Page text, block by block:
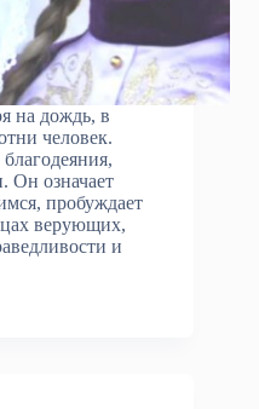
на дождь, в
человек.
Он означает
пробуждает
верующих,
и